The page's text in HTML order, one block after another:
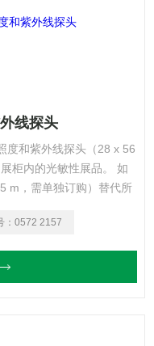
线探头
度和紫外线探头（28 x 56
柜内的光敏性展品。 如
m，需单独订购）替代所
： 0572 2157